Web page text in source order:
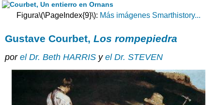
Figura\(\PageIndex{9}\): Más imágenes Smarthistory...
Gustave Courbet,Los rompepiedra
porel Dr. Beth HARRIS yel Dr. STEVEN